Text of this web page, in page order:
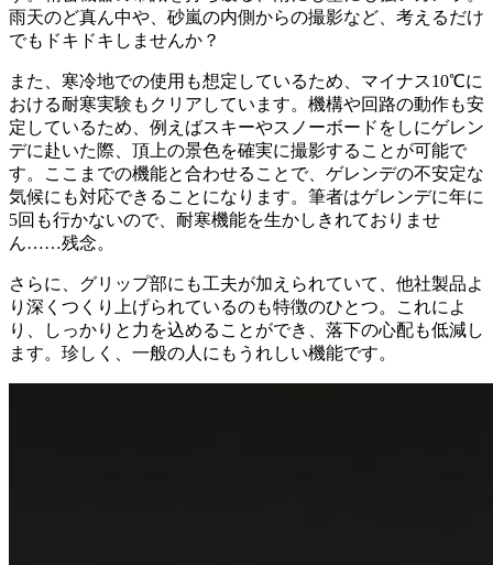
雨天のど真ん中や、砂嵐の内側からの撮影など、考えるだけ
でもドキドキしませんか？
また、寒冷地での使用も想定しているため、マイナス10℃に
おける耐寒実験もクリアしています。機構や回路の動作も安
定しているため、例えばスキーやスノーボードをしにゲレン
デに赴いた際、頂上の景色を確実に撮影することが可能で
す。ここまでの機能と合わせることで、ゲレンデの不安定な
気候にも対応できることになります。筆者はゲレンデに年に
5回も行かないので、耐寒機能を生かしきれておりませ
ん……残念。
さらに、グリップ部にも工夫が加えられていて、他社製品よ
り深くつくり上げられているのも特徴のひとつ。これによ
り、しっかりと力を込めることができ、落下の心配も低減し
ます。珍しく、一般の人にもうれしい機能です。